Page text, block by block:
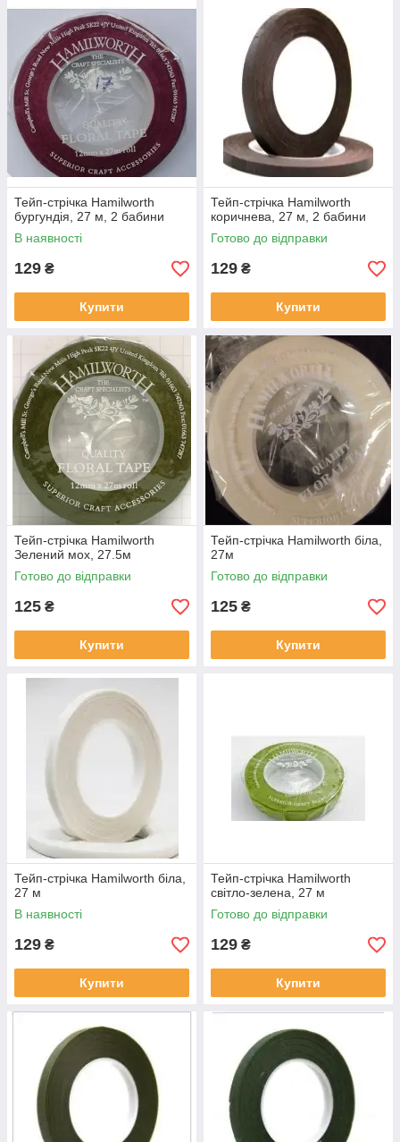
Тейп-стрічка Hamilworth
бургундія, 27 м, 2 бабини
В наявності
129 ₴
Купити
Тейп-стрічка Hamilworth
коричнева, 27 м, 2 бабини
Готово до відправки
129 ₴
Купити
Тейп-стрічка Hamilworth
Зелений мох, 27.5м
Готово до відправки
125 ₴
Купити
Тейп-стрічка Hamilworth біла,
27м
Готово до відправки
125 ₴
Купити
Тейп-стрічка Hamilworth біла,
27 м
В наявності
129 ₴
Купити
Тейп-стрічка Hamilworth
світло-зелена, 27 м
Готово до відправки
129 ₴
Купити